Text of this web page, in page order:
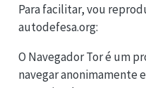
Para facilitar, vou
autodefesa.org:
O Navegador Tor é um
navegar anonimamente